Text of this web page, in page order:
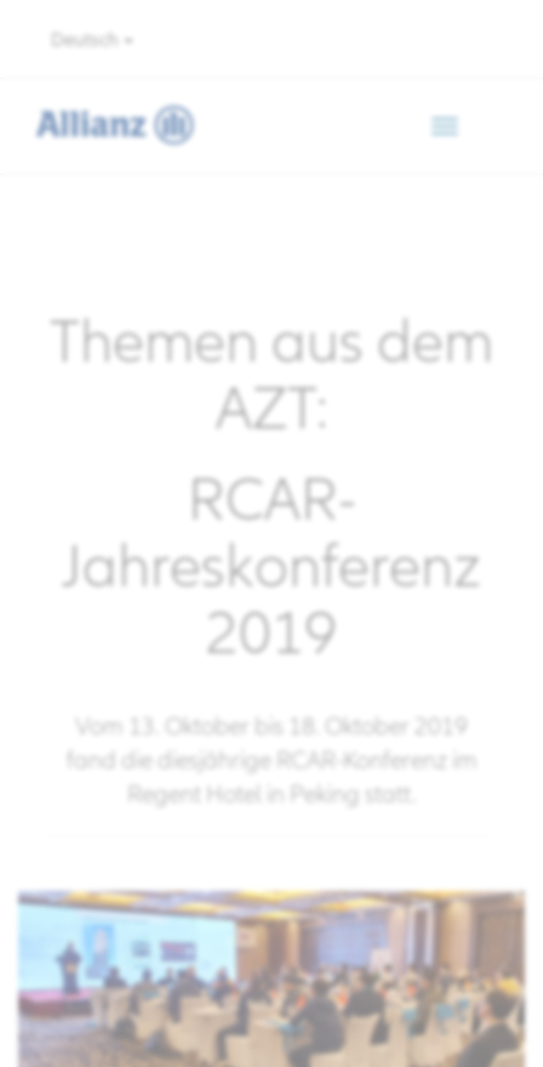
Deutsch
Themen aus dem
AZT:
RCAR-
Jahreskonferenz
2019
Vom 13. Oktober bis 18. Oktober 2019
fand die diesjährige RCAR-Konferenz im
Regent Hotel in Peking statt.